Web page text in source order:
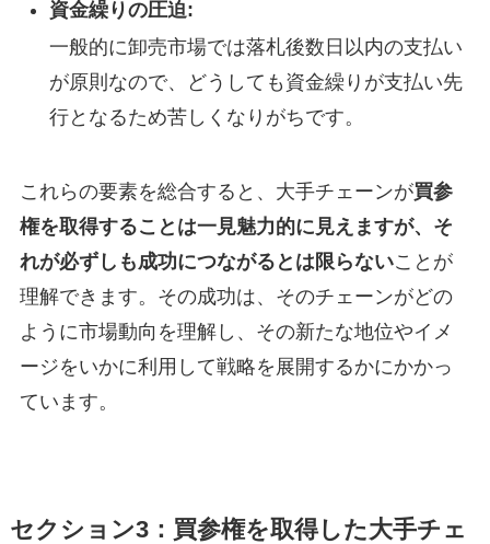
資金繰りの圧迫:
一般的に卸売市場では落札後数日以内の支払い
が原則なので、どうしても資金繰りが支払い先
行となるため苦しくなりがちです。
これらの要素を総合すると、大手チェーンが買参
権を取得することは一見魅力的に見えますが、そ
れが必ずしも成功につながるとは限らないことが
理解できます。その成功は、そのチェーンがどの
ように市場動向を理解し、その新たな地位やイメ
ージをいかに利用して戦略を展開するかにかかっ
ています。
セクション3：買参権を取得した大手チェ